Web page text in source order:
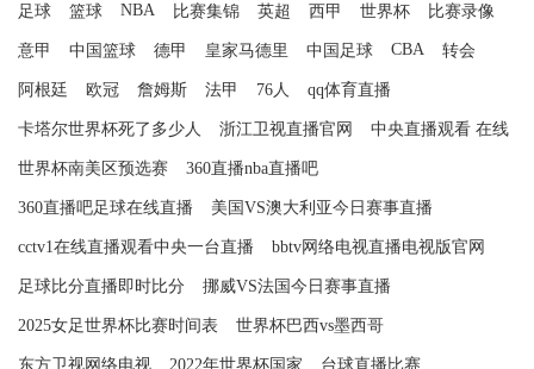
足球 篮球 NBA 比赛集锦 英超 西甲 世界杯 比赛录像
意甲 中国篮球 德甲 皇家马德里 中国足球 CBA 转会
阿根廷 欧冠 詹姆斯 法甲 76人 qq体育直播
卡塔尔世界杯死了多少人 浙江卫视直播官网 中央直播观看 在线
世界杯南美区预选赛 360直播nba直播吧
360直播吧足球在线直播 美国VS澳大利亚今日赛事直播
cctv1在线直播观看中央一台直播 bbtv网络电视直播电视版官网
足球比分直播即时比分 挪威VS法国今日赛事直播
2025女足世界杯比赛时间表 世界杯巴西vs墨西哥
东方卫视网络电视 2022年世界杯国家 台球直播比赛